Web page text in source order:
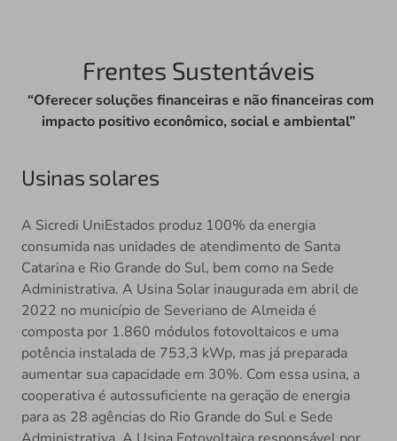
Frentes Sustentáveis
“Oferecer soluções financeiras e não financeiras com
impacto positivo econômico, social e ambiental”
Usinas solares
A Sicredi UniEstados produz 100% da energia
consumida nas unidades de atendimento de Santa
Catarina e Rio Grande do Sul, bem como na Sede
Administrativa. A Usina Solar inaugurada em abril de
2022 no município de Severiano de Almeida é
composta por 1.860 módulos fotovoltaicos e uma
potência instalada de 753,3 kWp, mas já preparada
aumentar sua capacidade em 30%. Com essa usina, a
cooperativa é autossuficiente na geração de energia
para as 28 agências do Rio Grande do Sul e Sede